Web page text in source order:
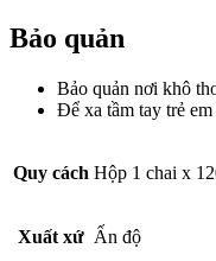
Bảo quản
Bảo quản nơi khô
Để xa tầm tay trẻ em
Quy cách Hộp 1 chai x
Xuất xứ Ấn độ